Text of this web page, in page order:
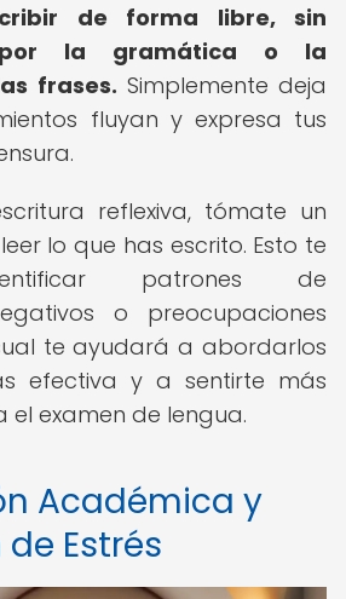
de forma libre, sin
por la gramática o la
frases. Simplemente deja
fluyan y expresa tus
reflexiva, tómate un
lo que has escrito. Esto te
patrones de
o preocupaciones
te ayudará a abordarlos
efectiva y a sentirte más
examen de lengua.
Académica y
Estrés